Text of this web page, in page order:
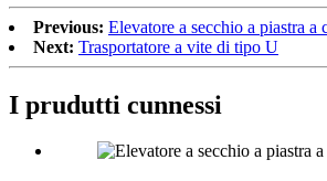
Previous: Elevatore a secchio a piastra a
Next: Trasportatore a vite di tipo U
I prudutti cunnessi